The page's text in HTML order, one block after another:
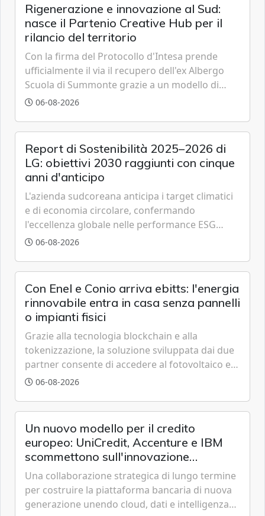
Rigenerazione e innovazione al Sud:
nasce il Partenio Creative Hub per il
rilancio del territorio
Con la firma del Protocollo d'Intesa prende
ufficialmente il via il recupero dell'ex Albergo
Scuola di Summonte grazie a un modello di
partenariato pubblico-privato e a una rete di
06-08-2026
Report di Sostenibilità 2025–2026 di
LG: obiettivi 2030 raggiunti con cinque
anni d'anticipo
L'azienda sudcoreana anticipa i target climatici
e di economia circolare, confermando
l'eccellenza globale nelle performance ESG
grazie a innovazione, accessibilità e governance
06-08-2026
Con Enel e Conio arriva ebitts: l'energia
rinnovabile entra in casa senza pannelli
o impianti fisici
Grazie alla tecnologia blockchain e alla
tokenizzazione, la soluzione sviluppata dai due
partner consente di accedere al fotovoltaico e
all'eolico ottenendo risparmi diretti in bolletta,
06-08-2026
Un nuovo modello per il credito
europeo: UniCredit, Accenture e IBM
scommettono sull'innovazione
tecnologica
Una collaborazione strategica di lungo termine
per costruire la piattaforma bancaria di nuova
generazione unendo cloud, dati e intelligenza